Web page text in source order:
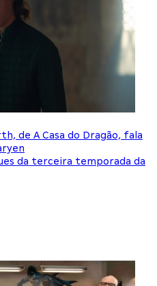
de A Casa do Dragão, fala
da terceira temporada da